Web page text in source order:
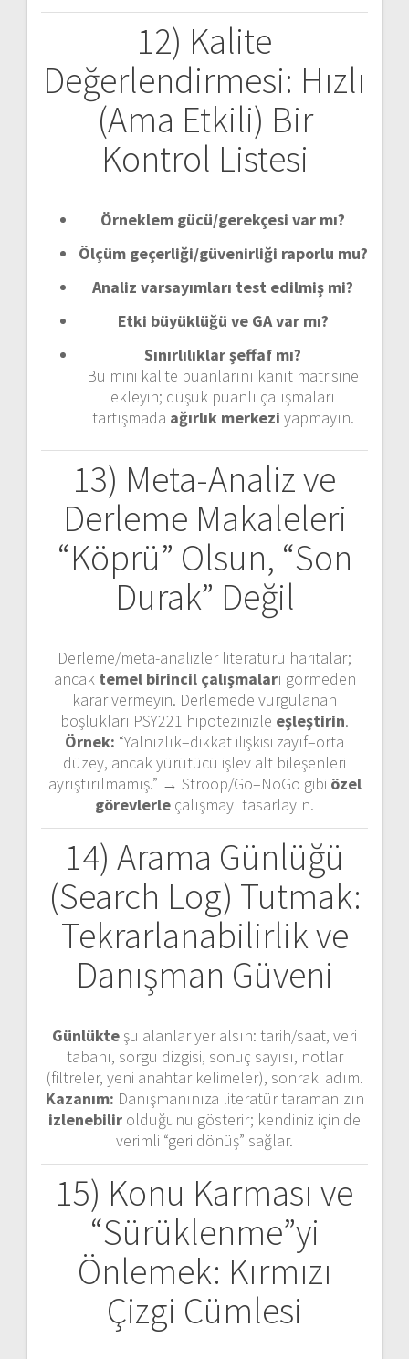
12) Kalite
Değerlendirmesi: Hızlı
(Ama Etkili) Bir
Kontrol Listesi
Örneklem gücü/gerekçesi var mı?
Ölçüm geçerliği/güvenirliği raporlu mu?
Analiz varsayımları test edilmiş mi?
Etki büyüklüğü ve GA var mı?
Sınırlılıklar şeffaf mı?
Bu mini kalite puanlarını kanıt matrisine
ekleyin; düşük puanlı çalışmaları
tartışmada ağırlık merkezi yapmayın.
13) Meta-Analiz ve
Derleme Makaleleri
“Köprü” Olsun, “Son
Durak” Değil
Derleme/meta-analizler literatürü haritalar;
ancak temel birincil çalışmaları görmeden
karar vermeyin. Derlemede vurgulanan
boşlukları PSY221 hipotezinizle eşleştirin.
Örnek: “Yalnızlık–dikkat ilişkisi zayıf–orta
düzey, ancak yürütücü işlev alt bileşenleri
ayrıştırılmamış.” → Stroop/Go–NoGo gibi özel
görevlerle çalışmayı tasarlayın.
14) Arama Günlüğü
(Search Log) Tutmak:
Tekrarlanabilirlik ve
Danışman Güveni
Günlükte şu alanlar yer alsın: tarih/saat, veri
tabanı, sorgu dizgisi, sonuç sayısı, notlar
(filtreler, yeni anahtar kelimeler), sonraki adım.
Kazanım: Danışmanınıza literatür taramanızın
izlenebilir olduğunu gösterir; kendiniz için de
verimli “geri dönüş” sağlar.
15) Konu Karması ve
“Sürüklenme”yi
Önlemek: Kırmızı
Çizgi Cümlesi